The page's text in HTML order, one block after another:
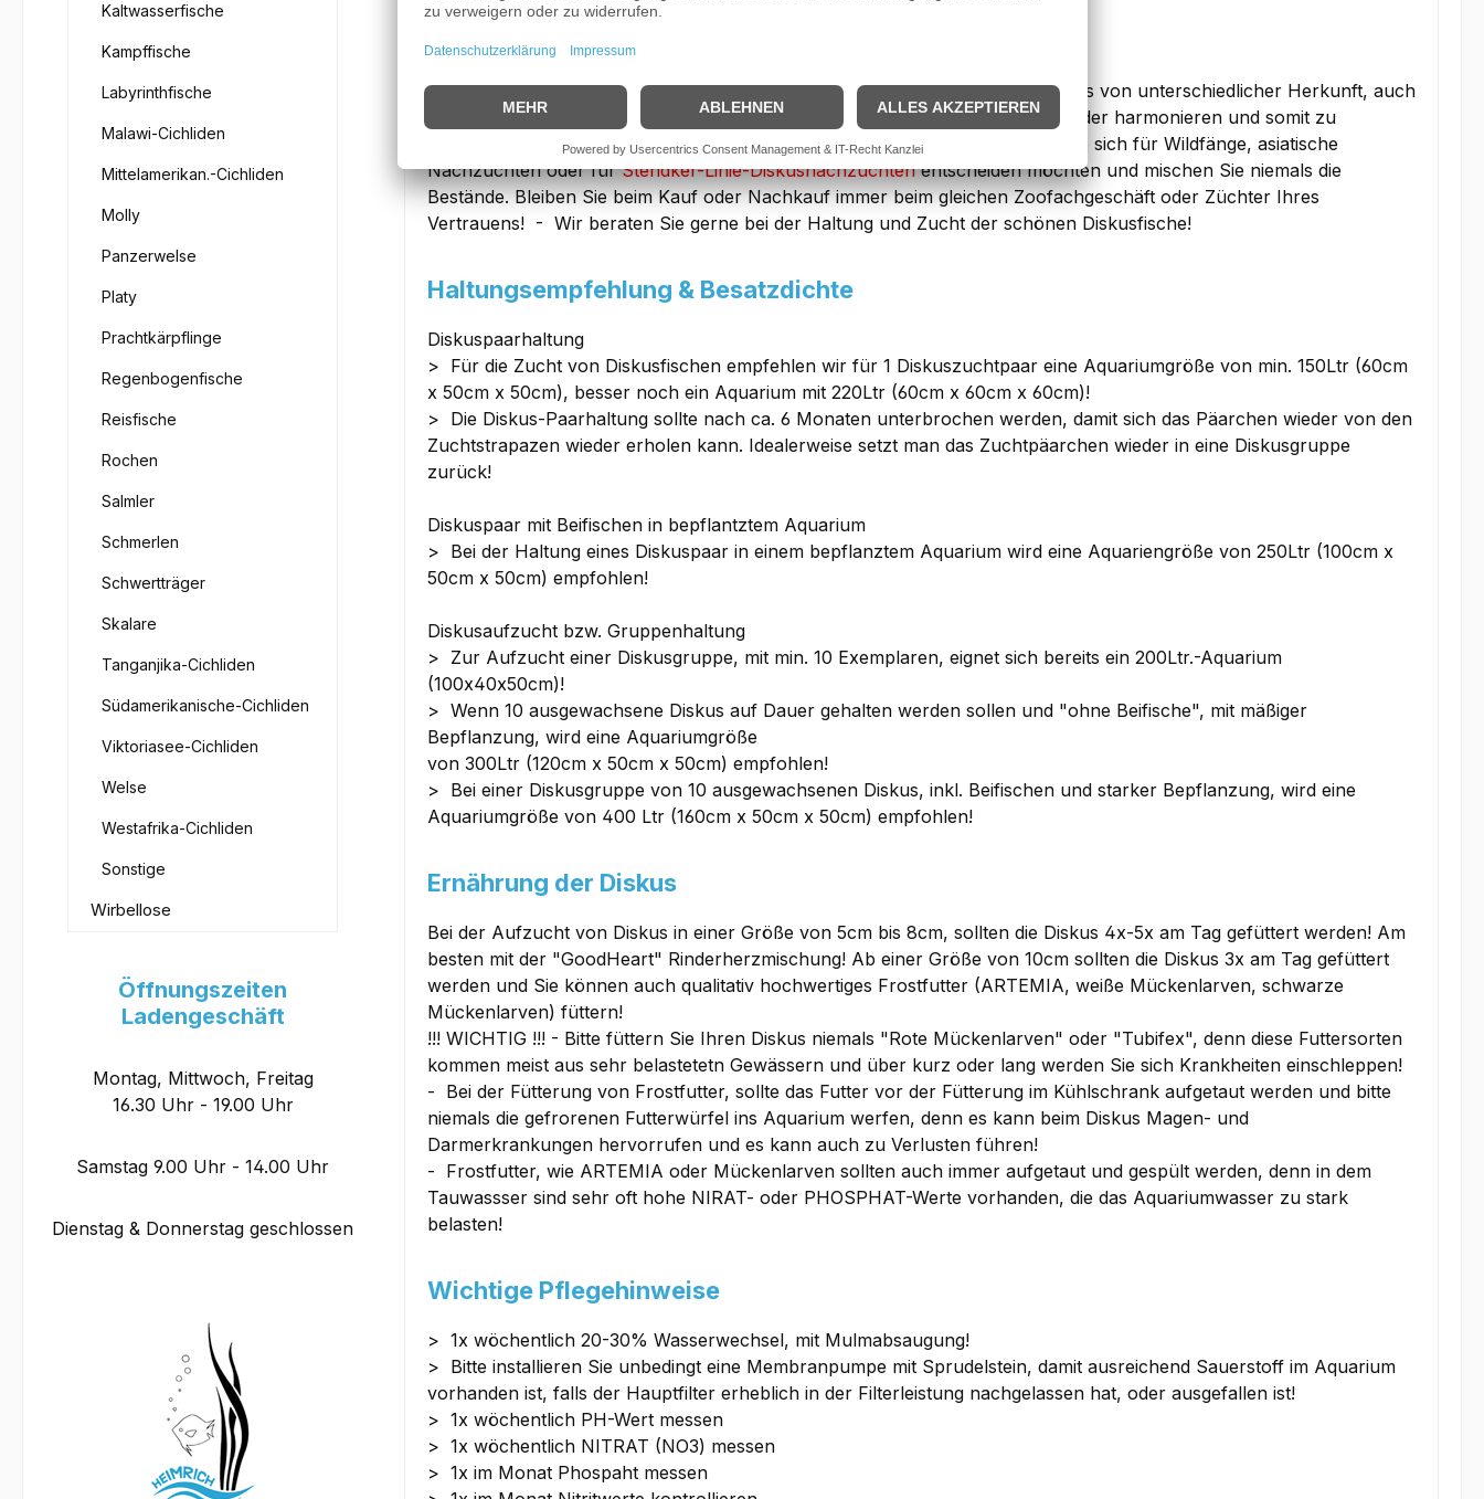
Kaltwasserfische
Kampffische
Labyrinthfische
Malawi-Cichliden
Mittelamerikan.-Cichliden
Molly
Panzerwelse
Platy
Prachtkärpflinge
Regenbogenfische
Reisfische
Rochen
Salmler
Schmerlen
Schwertträger
Skalare
Tanganjika-Cichliden
Südamerikanische-Cichliden
Viktoriasee-Cichliden
Welse
Westafrika-Cichliden
Sonstige
Wirbellose
Öffnungszeiten
Ladengeschäft
Montag, Mittwoch, Freitag
16.30 Uhr - 19.00 Uhr
Samstag 9.00 Uhr - 14.00 Uhr
Dienstag & Donnerstag geschlossen
Wichtigster HINWEIS
Aber bevor Sie sich Diskus anschaffen möchten, bedenken Sie bitte das Diskus von unterschiedlicher Herkunft, auch
unterschiedliche Bakterienstämme haben, die unter Umständen nicht miteinander harmonieren und somit zu
Verlusten führen können! Deshalb entscheiden Sie sich bitte im Vorfeld, ob Sie sich für Wildfänge, asiatische
Nachzuchten oder fürStendker-Linie-Diskusnachzuchtenentscheiden möchten und mischen Sie niemals die
Bestände. Bleiben Sie beim Kauf oder Nachkauf immer beim gleichen Zoofachgeschäft oder Züchter Ihres
Vertrauens! - Wir beraten Sie gerne bei der Haltung und Zucht der schönen Diskusfische!
Haltungsempfehlung & Besatzdichte
Diskuspaarhaltung
> Für die Zucht von Diskusfischen empfehlen wir für 1 Diskuszuchtpaar eine Aquariumgröße von min. 150Ltr (60cm
x 50cm x 50cm), besser noch ein Aquarium mit 220Ltr (60cm x 60cm x 60cm)!
> Die Diskus-Paarhaltung sollte nach ca. 6 Monaten unterbrochen werden, damit sich das Päarchen wieder von den
Zuchtstrapazen wieder erholen kann. Idealerweise setzt man das Zuchtpäarchen wieder in eine Diskusgruppe
zurück!
Diskuspaar mit Beifischen in bepflantztem Aquarium
> Bei der Haltung eines Diskuspaar in einem bepflanztem Aquarium wird eine Aquariengröße von 250Ltr (100cm x
50cm x 50cm) empfohlen!
Diskusaufzucht bzw. Gruppenhaltung
> Zur Aufzucht einer Diskusgruppe, mit min. 10 Exemplaren, eignet sich bereits ein 200Ltr.-Aquarium
(100x40x50cm)!
> Wenn 10 ausgewachsene Diskus auf Dauer gehalten werden sollen und "ohne Beifische", mit mäßiger
Bepflanzung, wird eine Aquariumgröße
von 300Ltr (120cm x 50cm x 50cm) empfohlen!
> Bei einer Diskusgruppe von 10 ausgewachsenen Diskus, inkl. Beifischen und starker Bepflanzung, wird eine
Aquariumgröße von 400 Ltr (160cm x 50cm x 50cm) empfohlen!
Ernährung der Diskus
Bei der Aufzucht von Diskus in einer Größe von 5cm bis 8cm, sollten die Diskus 4x-5x am Tag gefüttert werden! Am
besten mit der "GoodHeart" Rinderherzmischung! Ab einer Größe von 10cm sollten die Diskus 3x am Tag gefüttert
werden und Sie können auch qualitativ hochwertiges Frostfutter (ARTEMIA, weiße Mückenlarven, schwarze
Mückenlarven) füttern!
!!! WICHTIG !!! - Bitte füttern Sie Ihren Diskus niemals "Rote Mückenlarven" oder "Tubifex", denn diese Futtersorten
kommen meist aus sehr belastetetn Gewässern und über kurz oder lang werden Sie sich Krankheiten einschleppen!
- Bei der Fütterung von Frostfutter, sollte das Futter vor der Fütterung im Kühlschrank aufgetaut werden und bitte
niemals die gefrorenen Futterwürfel ins Aquarium werfen, denn es kann beim Diskus Magen- und
Darmerkrankungen hervorrufen und es kann auch zu Verlusten führen!
- Frostfutter, wie ARTEMIA oder Mückenlarven sollten auch immer aufgetaut und gespült werden, denn in dem
Tauwassser sind sehr oft hohe NIRAT- oder PHOSPHAT-Werte vorhanden, die das Aquariumwasser zu stark
belasten!
Wichtige Pflegehinweise
> 1x wöchentlich 20-30% Wasserwechsel, mit Mulmabsaugung!
> Bitte installieren Sie unbedingt eine Membranpumpe mit Sprudelstein, damit ausreichend Sauerstoff im Aquarium
vorhanden ist, falls der Hauptfilter erheblich in der Filterleistung nachgelassen hat, oder ausgefallen ist!
> 1x wöchentlich PH-Wert messen
> 1x wöchentlich NITRAT (NO3) messen
> 1x im Monat Phospaht messen